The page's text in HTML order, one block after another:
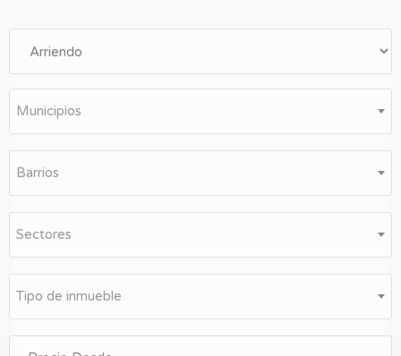
Municipios
Barrios
Sectores
Tipo de inmueble